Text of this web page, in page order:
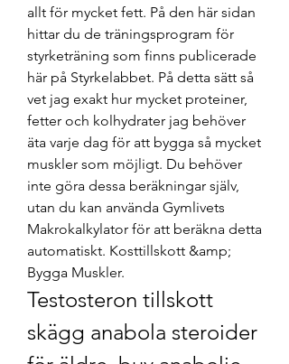
allt för mycket fett. På den här sidan
hittar du de träningsprogram för
styrketräning som finns publicerade
här på Styrkelabbet. På detta sätt så
vet jag exakt hur mycket proteiner,
fetter och kolhydrater jag behöver
äta varje dag för att bygga så mycket
muskler som möjligt. Du behöver
inte göra dessa beräkningar själv,
utan du kan använda Gymlivets
Makrokalkylator för att beräkna detta
automatiskt. Kosttillskott &amp;
Bygga Muskler.
Testosteron tillskott
skägg anabola steroider